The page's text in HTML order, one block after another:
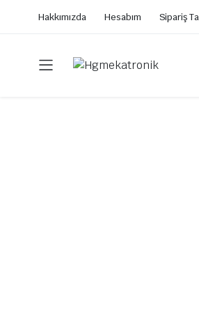
Hakkımızda Hesabım Sipariş